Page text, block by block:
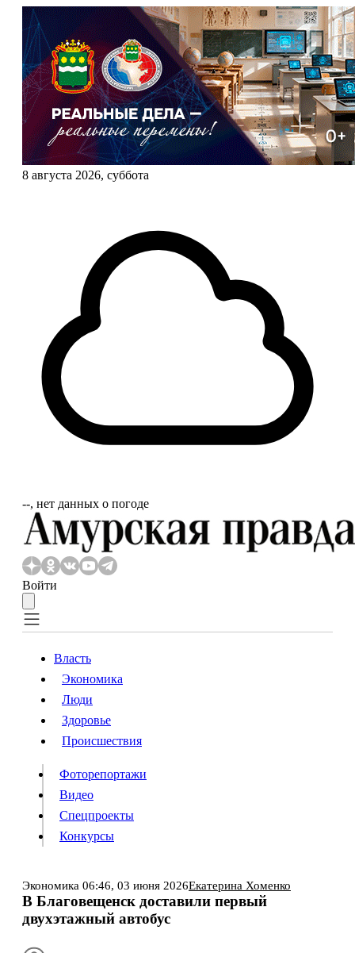
8 августа 2026, суббота
‐‐, нет данных о погоде
Войти
Власть
Происшествия
Видео
Конкурсы
Информация Реклама
Власть
Экономика
Люди
Здоровье
Происшествия
Фоторепортажи
Видео
Спецпроекты
Конкурсы
Экономика 06:46, 03 июня 2026Екатерина Хоменко
В Благовещенск доставили первый
двухэтажный автобус